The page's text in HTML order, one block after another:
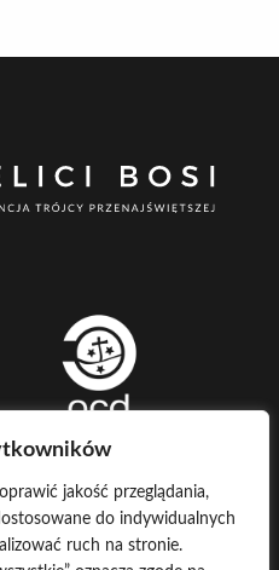
jakość przeglądania,
do indywidualnych
ruch na stronie.